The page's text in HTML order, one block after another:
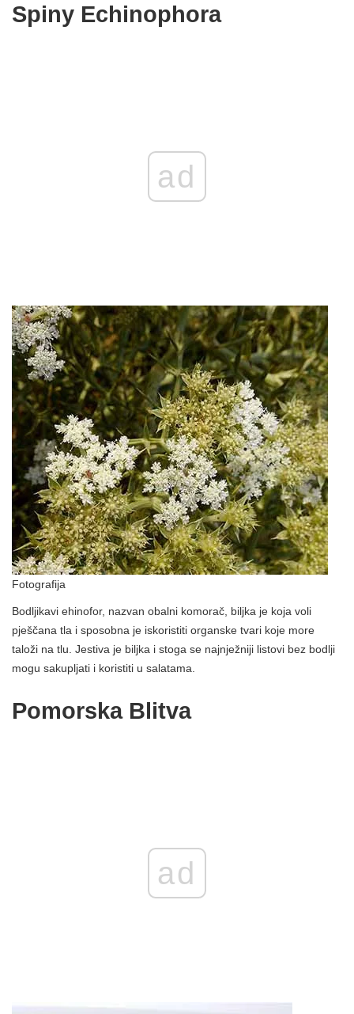
Spiny Echinophora
ad
Fotografija
Bodljikavi ehinofor, nazvan obalni komorač, biljka je koja voli
pješčana tla i sposobna je iskoristiti organske tvari koje more
taloži na tlu. Jestiva je biljka i stoga se najnježniji listovi bez bodlji
mogu sakupljati i koristiti u salatama.
Pomorska Blitva
ad